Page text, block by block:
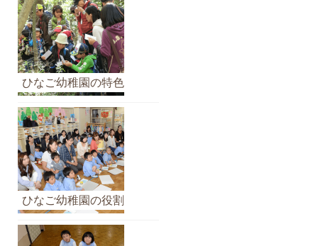
ひなご幼稚園の特色
ひなご幼稚園の役割